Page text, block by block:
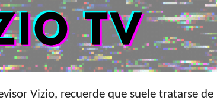
Vizio, recuerde que suele tratarse